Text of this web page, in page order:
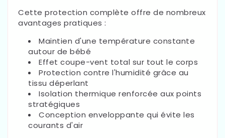
Cette protection complète offre de nombreux
avantages pratiques :
Maintien d'une température constante
autour de bébé
Effet coupe-vent total sur tout le corps
Protection contre l'humidité grâce au
tissu déperlant
Isolation thermique renforcée aux points
stratégiques
Conception enveloppante qui évite les
courants d'air